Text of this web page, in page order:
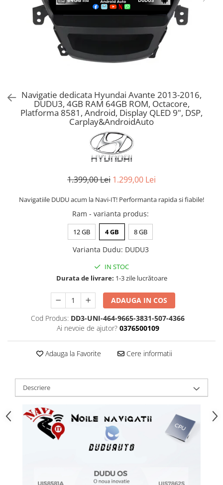
Navigatie dedicata Hyundai Avante 2013-2016,
DUDU3, 4GB RAM 64GB ROM, Octacore,
Platforma 8581, Android, Display QLED 9", DSP,
Carplay&AndroidAuto
1.399,00 Lei 1.299,00 Lei
Navigatiile DUDU acum la Navi-IT! Performanta rapida si fiabile!
Ram - varianta produs:
12 GB 4 GB 8 GB
Varianta Dudu: DUDU3
IN STOC
Durata de livrare: 1-3 zile lucrătoare
ADAUGA IN COS
Cod Produs: DD3-UNI-464-9665-3831-507-4366
Ai nevoie de ajutor? 0376500109
Adauga la Favorite Cere informatii
Descriere